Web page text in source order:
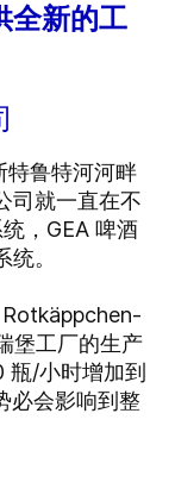
全新的工
特鲁特河河畔
司就一直在不
，GEA 啤酒
。
堡工厂的生产
/小时增加到
必会影响到整